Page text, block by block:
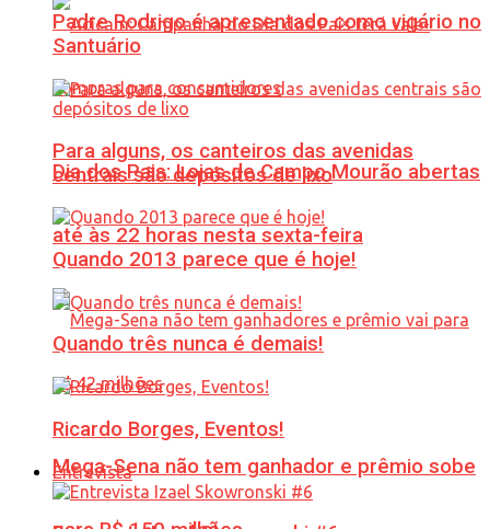
Dia dos Pais: Lojas de Campo Mourão abertas
até às 22 horas nesta sexta-feira
Mega-Sena não tem ganhador e prêmio sobe
Padre Rodrigo é apresentado como vigário no
Santuário
Para alguns, os canteiros das avenidas
centrais são depósitos de lixo
Quando 2013 parece que é hoje!
Quando três nunca é demais!
Ricardo Borges, Eventos!
Entrevista